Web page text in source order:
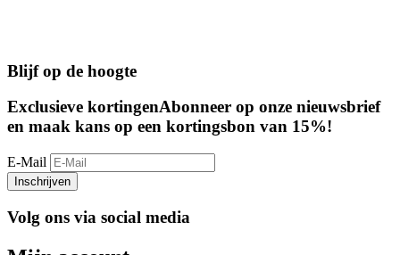
Blijf op de hoogte
Exclusieve kortingenAbonneer op onze nieuwsbrief
en maak kans op een kortingsbon van 15%!
E-Mail
Inschrijven
Volg ons via social media